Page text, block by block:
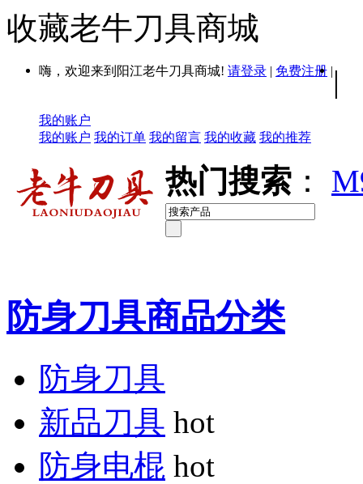
收藏老牛刀具商城
嗨，欢迎来到阳江老牛刀具商城! 请登录 | 免费注册 | |
我的账户
我的账户 我的订单 我的留言 我的收藏 我的推荐
热门搜索 ：
防身刀具商品分类
防身刀具
新品刀具 hot
防身电棍 hot